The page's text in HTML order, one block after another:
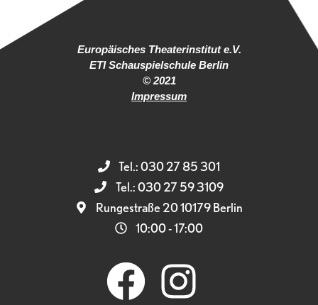
Europäisches Theaterinstitut e.V.
ETI Schauspielschule Berlin
© 2021
Impressum
Tel.: 030 27 85 301
Tel.: 030 27 59 3109
Rungestraße 20 10179 Berlin
10:00 - 17:00